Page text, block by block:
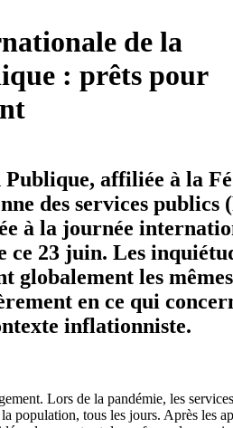
de la
: prêts pour
affiliée à la
des services publics
à la journée
ce 23 juin. Les
globalement les
en ce qui
inflationniste.
Lors de la pandémie, les
population, tous les jours. Après les